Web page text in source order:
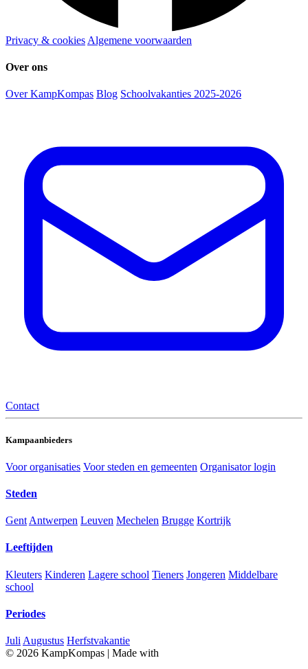
Privacy & cookies Algemene voorwaarden
Over ons
Over KampKompas Blog Schoolvakanties 2025-2026
Contact
Kampaanbieders
Voor organisaties Voor steden en gemeenten Organisator login
Steden
Gent Antwerpen Leuven Mechelen Brugge Kortrijk
Leeftijden
Kleuters Kinderen Lagere school Tieners Jongeren Middelbare
school
Periodes
Juli Augustus Herfstvakantie
© 2026 KampKompas | Made with